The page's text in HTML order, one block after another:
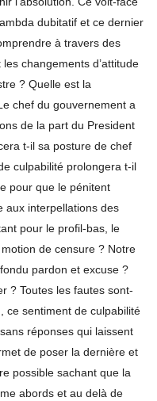
dubitatif et ce dernier
à travers des
changements d’attitude
? Quelle est la
chef du gouvernement a
de la part du President
t-il sa posture de chef
culpabilité prolongera t-il
pour que le pénitent
aux interpellations des
pour le profil-bas, le
de censure ? Notre
pardon et excuse ?
? Toutes les fautes sont-
ce sentiment de culpabilité
réponses qui laissent
de poser la dernière et
possible sachant que la
abords et au delà de